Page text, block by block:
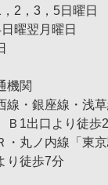
2，3，5日曜日
曜翌月曜日
機関
線・銀座線・浅
Ｂ1出口より徒歩
・丸ノ内線「東
り徒歩7分